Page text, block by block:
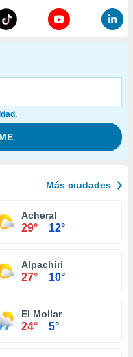
Más ciudades
Acheral
29° 12°
Alpachiri
27° 10°
El Mollar
24° 5°